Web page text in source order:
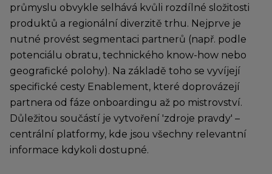
průmyslu obvykle selhává kvůli rozdílné složitosti
produktů a regionální diverzitě trhu. Nejprve je
nutné provést segmentaci partnerů (např. podle
potenciálu obratu, technického know-how nebo
geografické polohy). Na základě toho se vyvíjejí
specifické cesty Enablement, které doprovázejí
partnera od fáze onboardingu až po mistrovství.
Důležitou součástí je vytvoření 'zdroje pravdy' –
centrální platformy, kde jsou všechny relevantní
informace kdykoli dostupné.